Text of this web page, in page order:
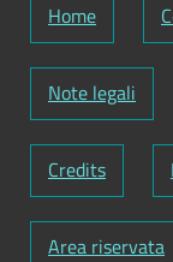
Home
Note legali
Credits
Area riservata